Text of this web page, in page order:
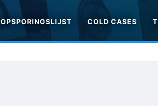
OPSPORINGSLIJST COLD CASES